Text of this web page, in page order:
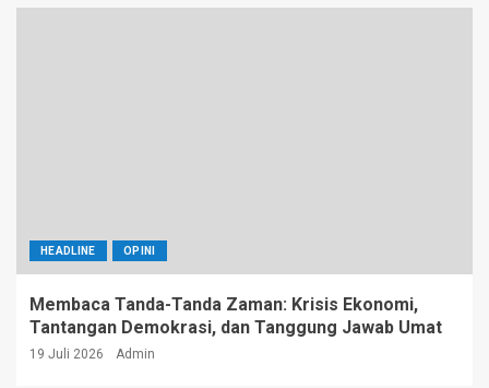
HEADLINE OPINI
Membaca Tanda-Tanda Zaman: Krisis Ekonomi,
Tantangan Demokrasi, dan Tanggung Jawab Umat
19 Juli 2026 Admin